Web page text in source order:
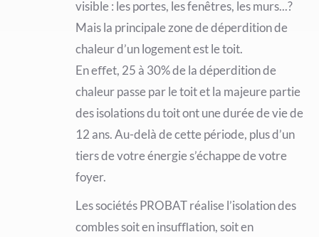
visible : les portes, les fenêtres, les murs...?
Mais la principale zone de déperdition de
chaleur d’un logement est le toit.
En eﬀet, 25 à 30% de la déperdition de
chaleur passe par le toit et la majeure partie
des isolations du toit ont une durée de vie de
12 ans. Au-delà de cette période, plus d’un
tiers de votre énergie s’échappe de votre
foyer.
Les sociétés PROBAT réalise l’isolation des
combles soit en insuﬄation, soit en